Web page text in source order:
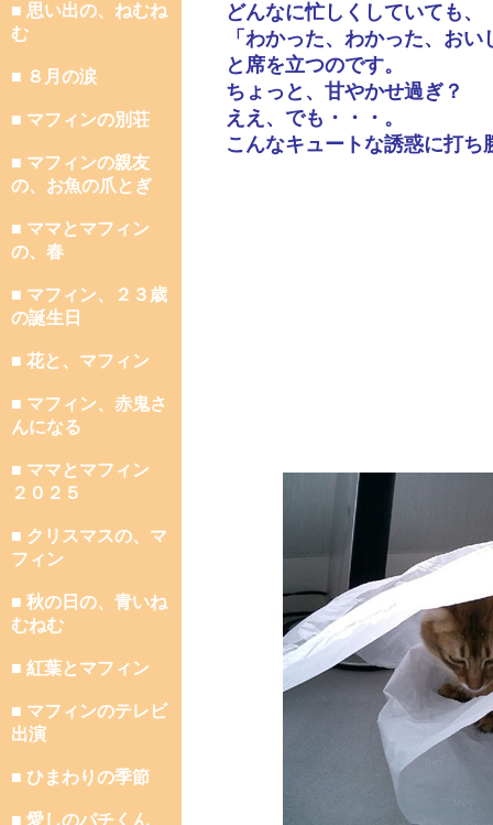
■ 思い出の、ねむね
む
■ ８月の涙
■ マフィンの別荘
■ マフィンの親友
の、お魚の爪とぎ
■ ママとマフィン
の、春
■ マフィン、２３歳
の誕生日
■ 花と、マフィン
■ マフィン、赤鬼さ
んになる
■ ママとマフィン
２０２５
■ クリスマスの、マ
フィン
■ 秋の日の、青いね
むねむ
■ 紅葉とマフィン
■ マフィンのテレビ
出演
■ ひまわりの季節
■ 愛しのパチくん
どんなに忙しくしていても、
「わかった、わかった、お
と席を立つのです。
ちょっと、甘やかせ過ぎ？
ええ、でも・・・。
こんなキュートな誘惑に打